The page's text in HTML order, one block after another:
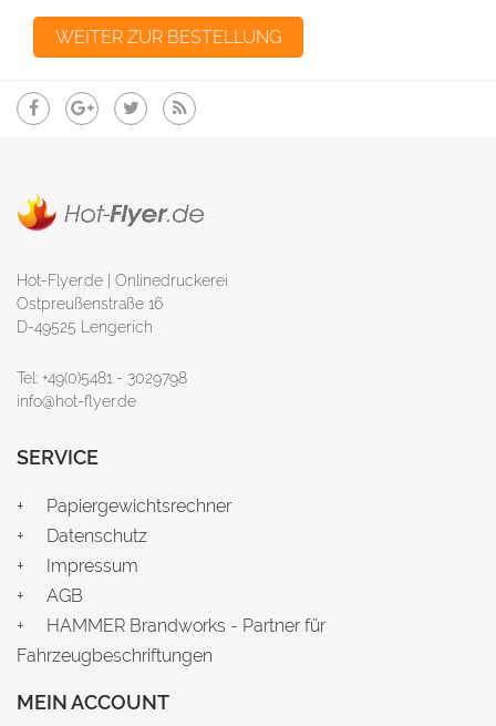
Hot-Flyer.de | Onlinedruckerei
Ostpreußenstraße 16
D-49525 Lengerich
Tel: +49(0)5481 - 3029798
info@hot-flyer.de
SERVICE
Papiergewichtsrechner
Datenschutz
Impressum
AGB
HAMMER Brandworks - Partner für
Fahrzeugbeschriftungen
MEIN ACCOUNT